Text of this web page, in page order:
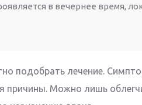
в вечернее время,
подобрать лечение.
причины. Можно лишь